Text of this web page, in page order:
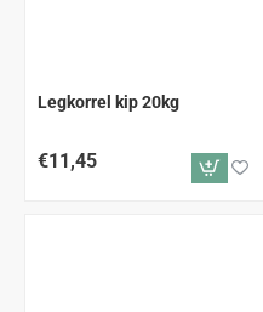
Legkorrel kip 20kg
€11,45